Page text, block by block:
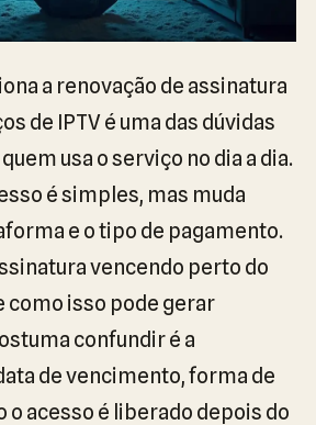
a renovação de assinatura
de IPTV é uma das dúvidas
usa o serviço no dia a dia.
é simples, mas muda
e o tipo de pagamento.
vencendo perto do
como isso pode gerar
confundir é a
de vencimento, forma de
o acesso é liberado depois do